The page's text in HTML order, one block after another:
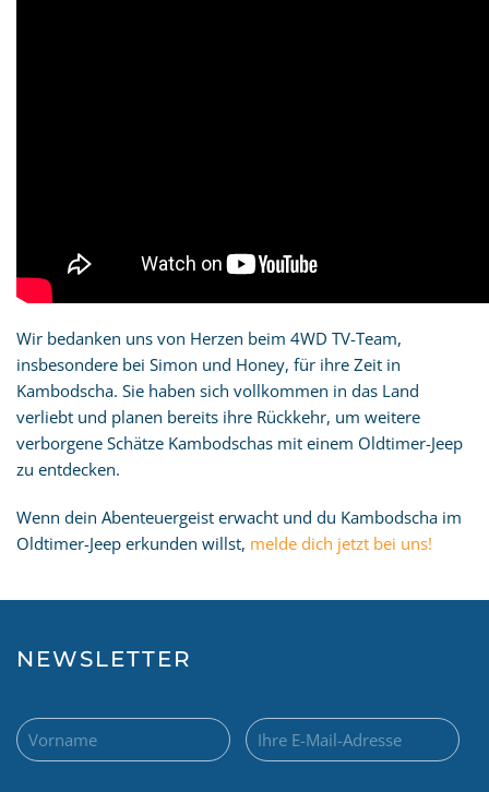
Wir bedanken uns von Herzen beim 4WD TV-Team,
insbesondere bei Simon und Honey, für ihre Zeit in
Kambodscha. Sie haben sich vollkommen in das Land
verliebt und planen bereits ihre Rückkehr, um weitere
verborgene Schätze Kambodschas mit einem Oldtimer-Jeep
zu entdecken.
Wenn dein Abenteuergeist erwacht und du Kambodscha im
Oldtimer-Jeep erkunden willst, melde dich jetzt bei uns!
NEWSLETTER